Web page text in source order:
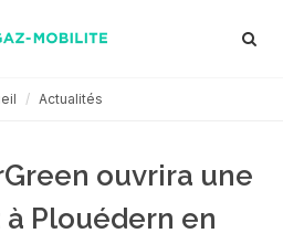
Actualités
ouvrira une
Plouédern en